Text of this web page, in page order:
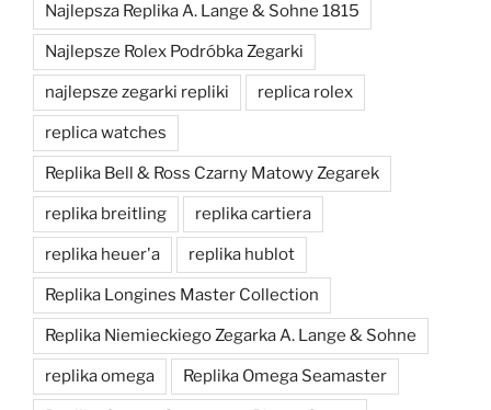
Najlepsza Replika A. Lange & Sohne 1815
Najlepsze Rolex Podróbka Zegarki
najlepsze zegarki repliki replica rolex
replica watches
Replika Bell & Ross Czarny Matowy Zegarek
replika breitling replika cartiera
replika heuer'a replika hublot
Replika Longines Master Collection
Replika Niemieckiego Zegarka A. Lange & Sohne
replika omega Replika Omega Seamaster